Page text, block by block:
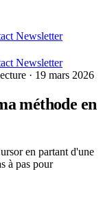
Newsletter
Newsletter
· 19 mars 2026
méthode en
en partant d'une
à pas pour